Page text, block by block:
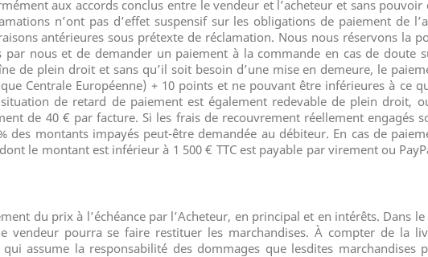
aux accords conclus entre le vendeur et l’acheteur et sans pouvoir
n’ont pas d’effet suspensif sur les obligations de paiement de
antérieures sous prétexte de réclamation. Nous nous réservons la
nous et de demander un paiement à la commande en cas de doute
de plein droit et sans qu’il soit besoin d’une mise en demeure, le
Centrale Européenne) + 10 points et ne pouvant être inférieures à ce
de retard de paiement est également redevable de plein droit,
de 40 € par facture. Si les frais de recouvrement réellement engagés
montants impayés peut-être demandée au débiteur. En cas de
le montant est inférieur à 1 500 € TTC est payable par virement ou
du prix à l’échéance par l’Acheteur, en principal et en intérêts. Dans
vendeur pourra se faire restituer les marchandises. À compter de la
assume la responsabilité des dommages que lesdites marchandises